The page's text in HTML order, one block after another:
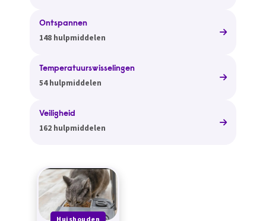
Ontspannen
148 hulpmiddelen
Temperatuurswisselingen
54 hulpmiddelen
Veiligheid
162 hulpmiddelen
Huishouden